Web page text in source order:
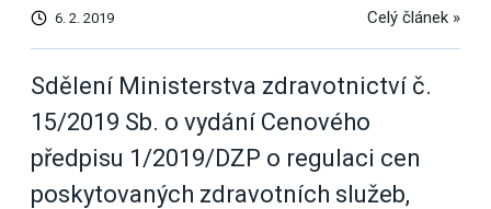
6. 2. 2019 Celý článek »
Sdělení Ministerstva zdravotnictví č.
15/2019 Sb. o vydání Cenového
předpisu 1/2019/DZP o regulaci cen
poskytovaných zdravotních služeb,